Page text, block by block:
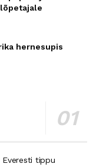
hernesupis
Everesti tippu